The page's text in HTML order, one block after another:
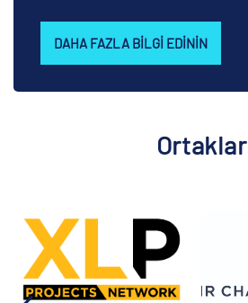
DAHA FAZLA BILGI EDININ
Ortaklar